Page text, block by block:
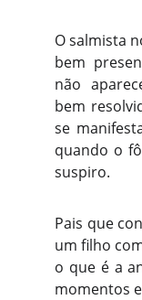
O salmista
bem
não
bem
se
quando o
suspiro.
Pais que
um filho
o que é a
momentos